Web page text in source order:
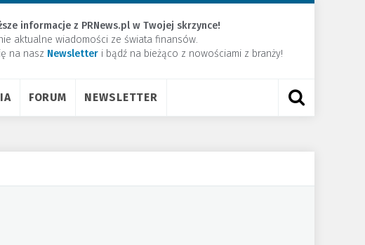
informacje z PRNews.pl w Twojej skrzynce!
aktualne wiadomości ze świata finansów.
na nasz Newsletter ​i bądź na bieżąco z nowościami z branży!
FORUM NEWSLETTER